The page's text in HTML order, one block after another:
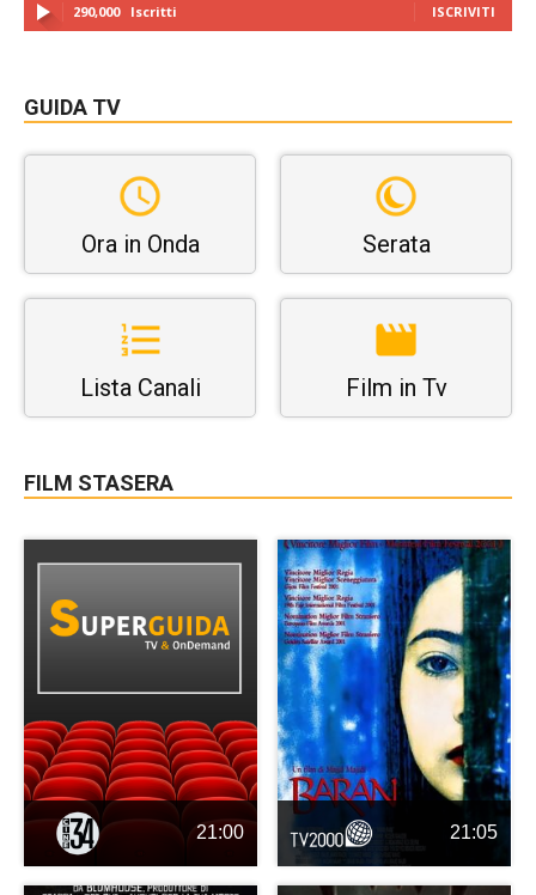
290,000 Iscritti ISCRIVITI
GUIDA TV
Ora in Onda Serata
Lista Canali Film in Tv
FILM STASERA
21:00 21:05